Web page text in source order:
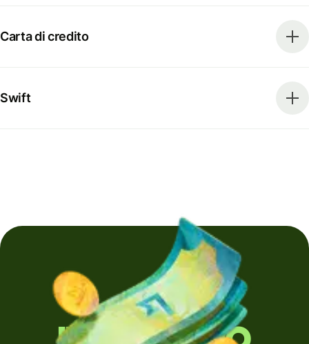
Carta di credito
Swift